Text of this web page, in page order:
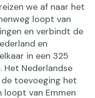
we af naar het
loopt van
en verbindt de
en
in een 325
Het Nederlandse
toevoeging het
loopt van Emmen